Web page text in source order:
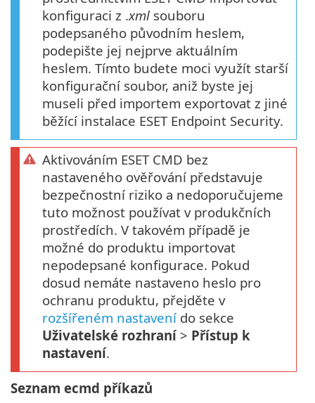
konfiguraci z .xml souboru
podepsaného původním heslem,
podepište jej nejprve aktuálním
heslem. Tímto budete moci využít starší
konfigurační soubor, aniž byste jej
museli před importem exportovat z jiné
běžící instalace ESET Endpoint Security.
Aktivováním ESET CMD bez
nastaveného ověřování představuje
bezpečnostní riziko a nedoporučujeme
tuto možnost používat v produkčních
prostředích. V takovém případě je
možné do produktu importovat
nepodepsané konfigurace. Pokud
dosud nemáte nastaveno heslo pro
ochranu produktu, přejděte v
rozšířeném nastavení do sekce
Uživatelské rozhraní> Přístup k
nastavení.
Seznam ecmd příkazů